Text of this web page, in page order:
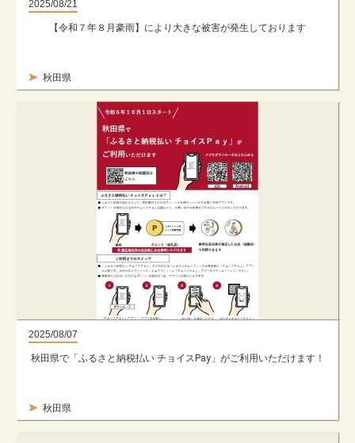
2025/08/21
秋田県
【令和７年８月豪雨】により大きな被害が発生しております
2025/08/07
秋田県
秋田県で「ふるさと納税払い チョイスPay」がご利用いただけます！